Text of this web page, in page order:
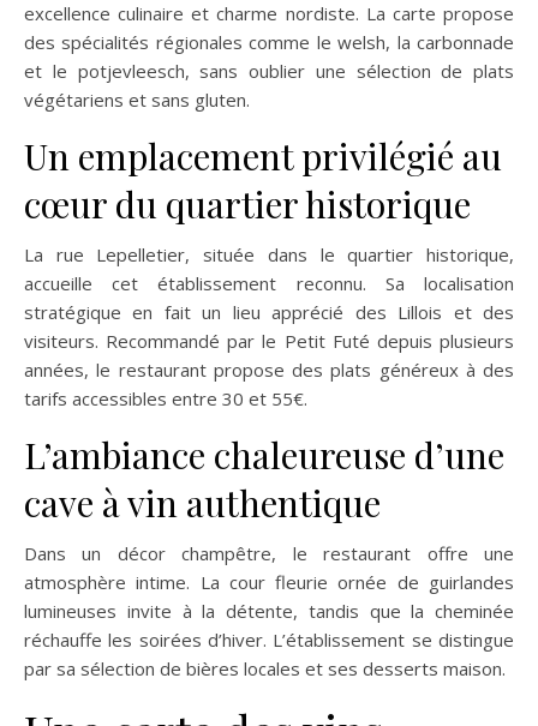
excellence culinaire et charme nordiste. La carte propose
des spécialités régionales comme le welsh, la carbonnade
et le potjevleesch, sans oublier une sélection de plats
végétariens et sans gluten.
Un emplacement privilégié au
cœur du quartier historique
La rue Lepelletier, située dans le quartier historique,
accueille cet établissement reconnu. Sa localisation
stratégique en fait un lieu apprécié des Lillois et des
visiteurs. Recommandé par le Petit Futé depuis plusieurs
années, le restaurant propose des plats généreux à des
tarifs accessibles entre 30 et 55€.
L’ambiance chaleureuse d’une
cave à vin authentique
Dans un décor champêtre, le restaurant offre une
atmosphère intime. La cour fleurie ornée de guirlandes
lumineuses invite à la détente, tandis que la cheminée
réchauffe les soirées d’hiver. L’établissement se distingue
par sa sélection de bières locales et ses desserts maison.